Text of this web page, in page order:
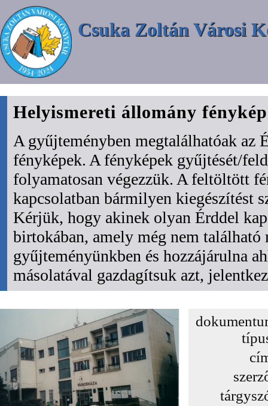
Csuka Zoltán Városi
Helyismereti állomány
A gyűjteményben megtalálhatóak az
fényképek. A fényképek gyűjtését/
folyamatosan végezzük. A feltöltött
kapcsolatban bármilyen kiegészítést
Kérjük, hogy akinek olyan Érddel
birtokában, amely még nem található
gyűjteményünkben és hozzájárulna
másolatával gazdagítsuk azt,